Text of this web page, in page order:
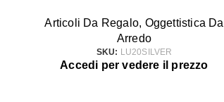
Articoli Da Regalo, Oggettistica Da
Arredo
SKU: LU20SILVER
Accedi per vedere il prezzo